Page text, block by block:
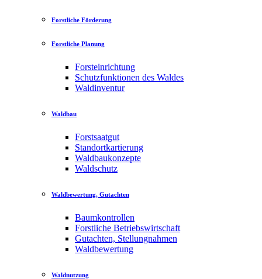
Forstliche Förderung
Forstliche Planung
Forsteinrichtung
Schutzfunktionen des Waldes
Waldinventur
Waldbau
Forstsaatgut
Standortkartierung
Waldbaukonzepte
Waldschutz
Waldbewertung, Gutachten
Baumkontrollen
Forstliche Betriebswirtschaft
Gutachten, Stellungnahmen
Waldbewertung
Waldnutzung